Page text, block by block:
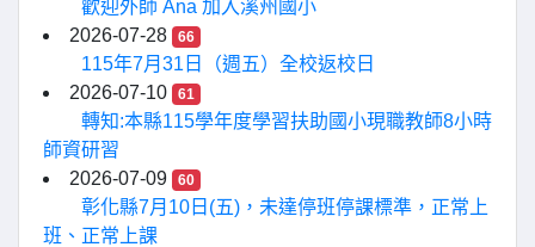
歡迎外師 Ana 加入溪州國小
2026-07-28
66
115年7月31日（週五）全校返校日
2026-07-10
61
轉知:本縣115學年度學習扶助國小現職教師8小時
師資研習
2026-07-09
60
彰化縣7月10日(五)，未達停班停課標準，正常上
班、正常上課